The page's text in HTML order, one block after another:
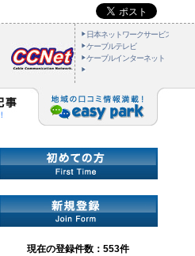
日本ネットワークサービス
ケーブルテレビ
ケーブルインターネット
現在の登録件数：553件